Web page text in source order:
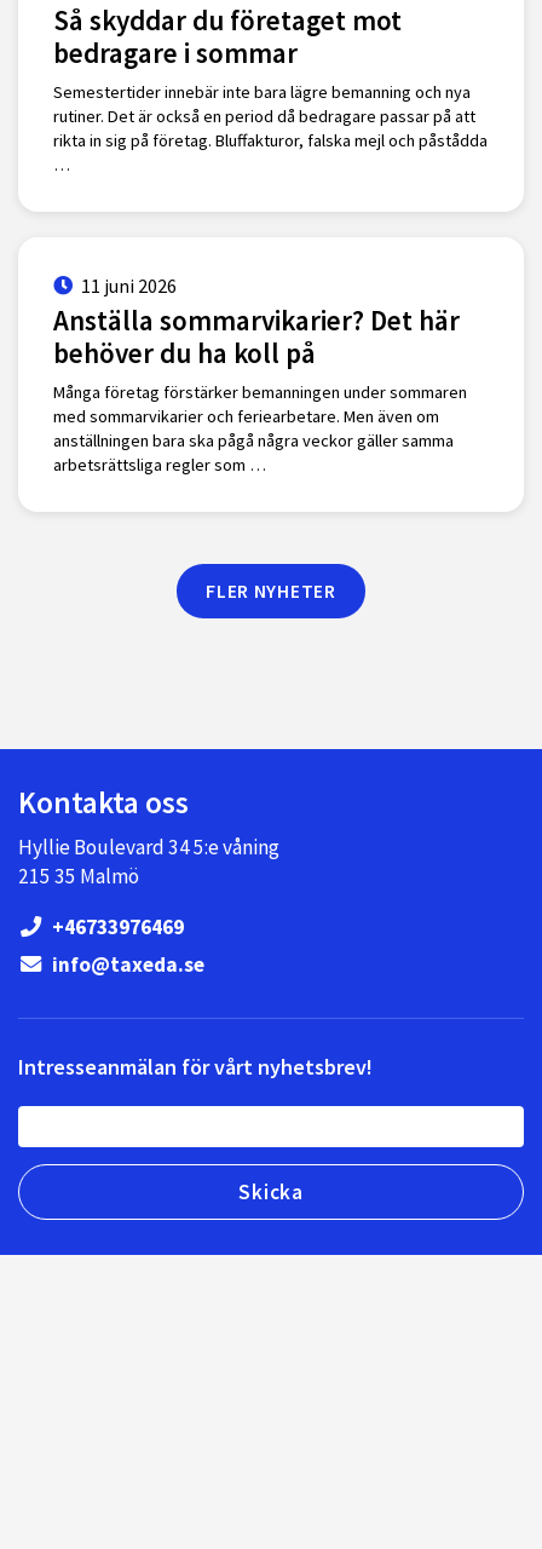
Så skyddar du företaget mot
bedragare i sommar
Semestertider innebär inte bara lägre bemanning och nya
rutiner. Det är också en period då bedragare passar på att
rikta in sig på företag. Bluffakturor, falska mejl och påstådda
…
11 juni 2026
Anställa sommarvikarier? Det här
behöver du ha koll på
Många företag förstärker bemanningen under sommaren
med sommarvikarier och feriearbetare. Men även om
anställningen bara ska pågå några veckor gäller samma
arbetsrättsliga regler som …
FLER NYHETER
Kontakta oss
Hyllie Boulevard 34 5:e våning
215 35 Malmö
+46733976469
info@taxeda.se
Intresseanmälan för vårt nyhetsbrev!